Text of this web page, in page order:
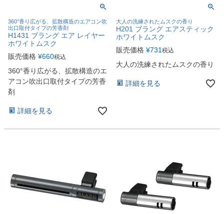
360°香り広がる、拡散構造のエアコン吹
出口取付タイプの芳香剤
H1431 ブラング エア レイヤー
ホワイトムスク
販売価格 ¥660税込
360°香り広がる、拡散構造のエ
アコン吹出口取付タイプの芳香
剤
詳細を見る
大人の洗練されたムスクの香り
H201 ブラング エアスティック
ホワイトムスク
販売価格 ¥731 税込
大人の洗練されたムスクの香り
詳細を見る